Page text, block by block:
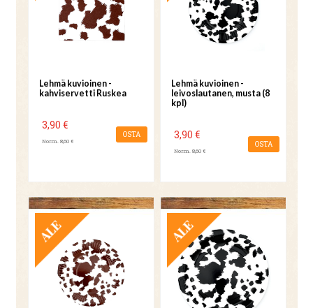
Lehmä kuvioinen -
kahviservetti Ruskea
3,90 €
Norm. 8,60 €
OSTA
Lehmä kuvioinen -
leivoslautanen, musta (8
kpl)
3,90 €
Norm. 8,60 €
OSTA
TARJOUS TARJOUS